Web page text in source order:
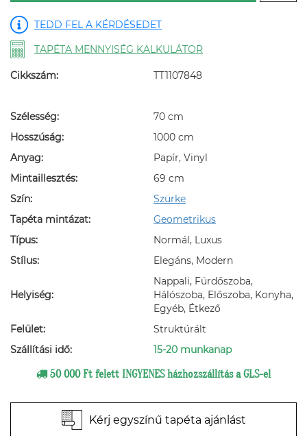
TEDD FEL A KÉRDÉSEDET
TAPÉTA MENNYISÉG KALKULÁTOR
Cikkszám: TT1107848
Szélesség:
70 cm
Hosszúság:
1000 cm
Anyag:
Papír, Vinyl
Mintaillesztés:
69 cm
Szín:
Szürke
Tapéta mintázat:
Geometrikus
Típus:
Normál, Luxus
Stílus:
Elegáns, Modern
Helyiség:
Nappali, Fürdőszoba,
Hálószoba, Előszoba, Konyha,
Egyéb, Étkező
Felület:
Struktúrált
Szállítási idő:
15-20 munkanap
50 000 Ft felett INGYENES házhozszállítás a GLS-el
Kérj egyszínű tapéta ajánlást